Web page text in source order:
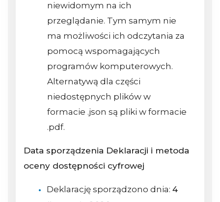
niewidomym na ich
przeglądanie. Tym samym nie
ma możliwości ich odczytania za
pomocą wspomagających
programów komputerowych.
Alternatywą dla części
niedostępnych plików w
formacie .json są pliki w formacie
.pdf.
Data sporządzenia Deklaracji i metoda
oceny dostępności cyfrowej
Deklarację sporządzono dnia: 4